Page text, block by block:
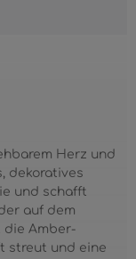
Herz und
dekoratives
und schafft
auf dem
die Amber-
streut und eine